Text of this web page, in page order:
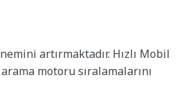
artırmaktadır. Hızlı Mobil
motoru sıralamalarını